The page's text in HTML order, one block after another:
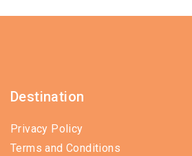
Destination
Privacy Policy
Terms and Conditions